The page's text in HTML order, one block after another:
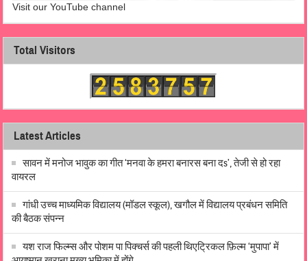
Visit our YouTube channel
Total Visitors
Latest Articles
सावन में मनोज भावुक का गीत ‘मनवा के हमरा बनारस बना दs’, तेजी से हो रहा
वायरल
गांधी उच्च माध्यमिक विद्यालय (मॉडल स्कूल), खगौल में विद्यालय प्रबंधन समिति
की बैठक संपन्न
यश राज फिल्म्स और पोशम पा पिक्चर्स की पहली थिएट्रिकल फ़िल्म ‘मुपापा’ में